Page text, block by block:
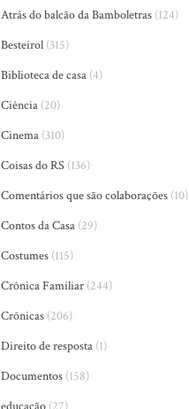
Atrás do balcão da Bamboletras (124)
Besteirol (315)
Biblioteca de casa (4)
Ciência (20)
Cinema (310)
Coisas do RS (136)
Comentários que são colaborações (10)
Contos da Casa (29)
Costumes (115)
Crônica Familiar (244)
Crônicas (206)
Direito de resposta (1)
Documentos (158)